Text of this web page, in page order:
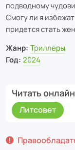
подводному
Смогу ли я
придется стать
Жанр: Триллеры
Год: 2024
Читать онлайн
Литсовет